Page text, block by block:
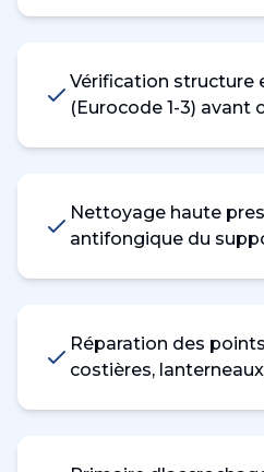
Vérification structure
(Eurocode 1-3) avant
Nettoyage haute
antifongique du
Réparation des
costières,